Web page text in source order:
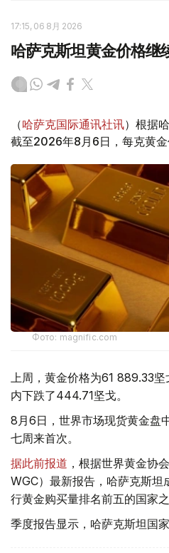
17:15, 06 8月 2026
哈萨克斯坦黄金价格继
（哈萨克国际通讯社讯）根据
截至2026年8月6日，每克黄金
Фото: magnific.com
上周，黄金价格为61 889.33
内下跌了444.71坚戈。
8月6日，世界市场现货黄金盘
七周来首次。
据此前报道 ，根据世界黄金协
WGC）最新报告，哈萨克斯
行黄金购买量排名前五的国家之
季度报告显示，哈萨克斯坦国